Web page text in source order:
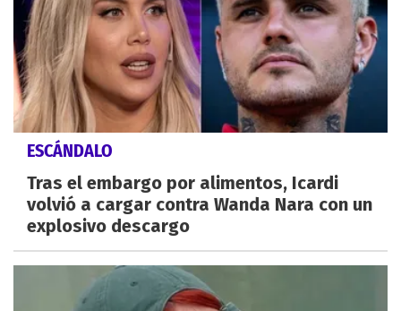
ESCÁNDALO
Tras el embargo por alimentos, Icardi
volvió a cargar contra Wanda Nara con un
explosivo descargo